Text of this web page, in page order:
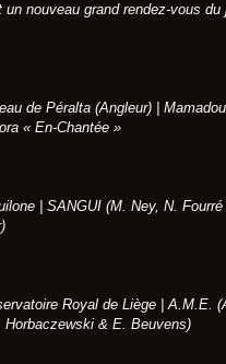
un nouveau grand rendez-vous du
de Péralta (Angleur) | Mamadou
« En-Chantée »
| SANGUI (M. Ney, N.
Royal de Liège | A.M.E.
Horbaczewski & E. Beuvens)